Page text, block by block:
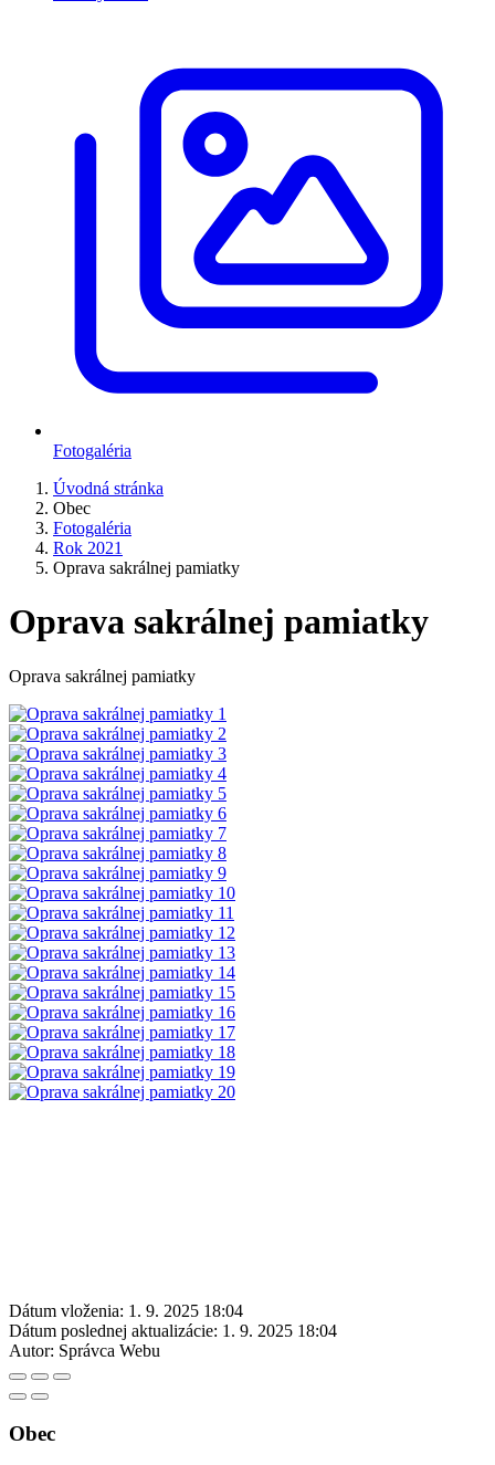
Fotogaléria
Úvodná stránka
Obec
Fotogaléria
Rok 2021
Oprava sakrálnej pamiatky
Oprava sakrálnej pamiatky
Oprava sakrálnej pamiatky
Dátum vloženia: 1. 9. 2025 18:04
Dátum poslednej aktualizácie: 1. 9. 2025 18:04
Autor: Správca Webu
Obec